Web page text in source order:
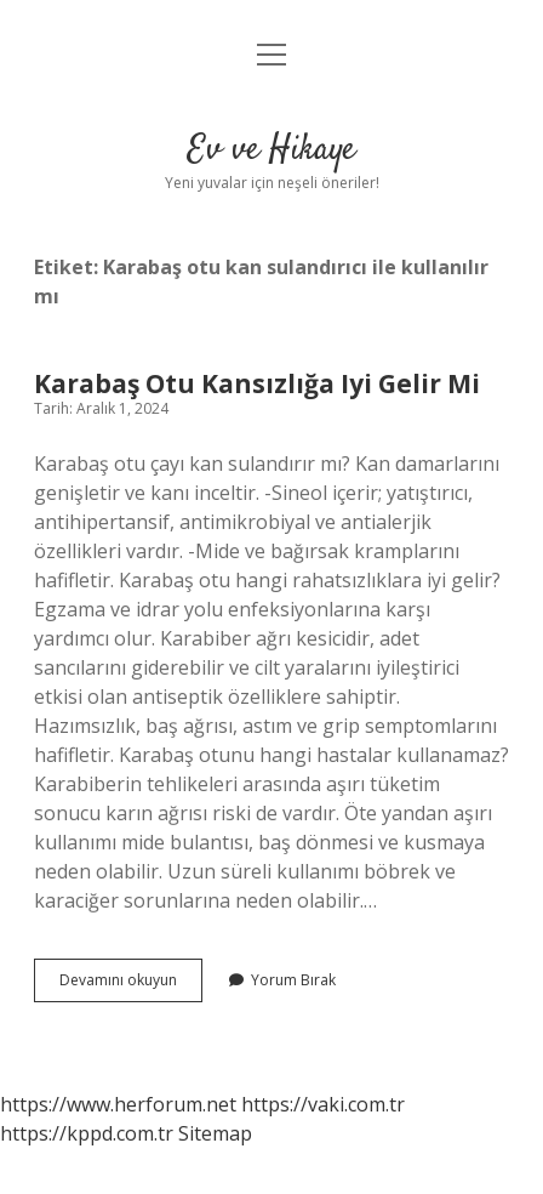
Anasayfa
Yasal Uyarı
menüyü
Ev ve Hikaye
Yeni yuvalar için neşeli öneriler!
Etiket: Karabaş otu kan sulandırıcı ile kullanılır
mı
Karabaş Otu Kansızlığa Iyi Gelir Mi
Tarih: Aralık 1, 2024
Karabaş otu çayı kan sulandırır mı? Kan damarlarını
genişletir ve kanı inceltir. -Sineol içerir; yatıştırıcı,
antihipertansif, antimikrobiyal ve antialerjik
özellikleri vardır. -Mide ve bağırsak kramplarını
hafifletir. Karabaş otu hangi rahatsızlıklara iyi gelir?
Egzama ve idrar yolu enfeksiyonlarına karşı
yardımcı olur. Karabiber ağrı kesicidir, adet
sancılarını giderebilir ve cilt yaralarını iyileştirici
etkisi olan antiseptik özelliklere sahiptir.
Hazımsızlık, baş ağrısı, astım ve grip semptomlarını
hafifletir. Karabaş otunu hangi hastalar kullanamaz?
Karabiberin tehlikeleri arasında aşırı tüketim
sonucu karın ağrısı riski de vardır. Öte yandan aşırı
kullanımı mide bulantısı, baş dönmesi ve kusmaya
neden olabilir. Uzun süreli kullanımı böbrek ve
karaciğer sorunlarına neden olabilir.…
Devamını okuyun Karabaş
Otu
Yorum Bırak
https://www.herforum.net https://vaki.com.tr
https://kppd.com.trSitemap